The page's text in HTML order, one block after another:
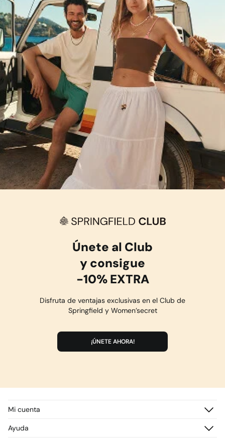
Únete al Club
y consigue
-10% EXTRA
Disfruta de ventajas exclusivas en el Club de
Springfield y Women’secret
¡ÚNETE AHORA!
Mi cuenta
Registrarme
Ayuda